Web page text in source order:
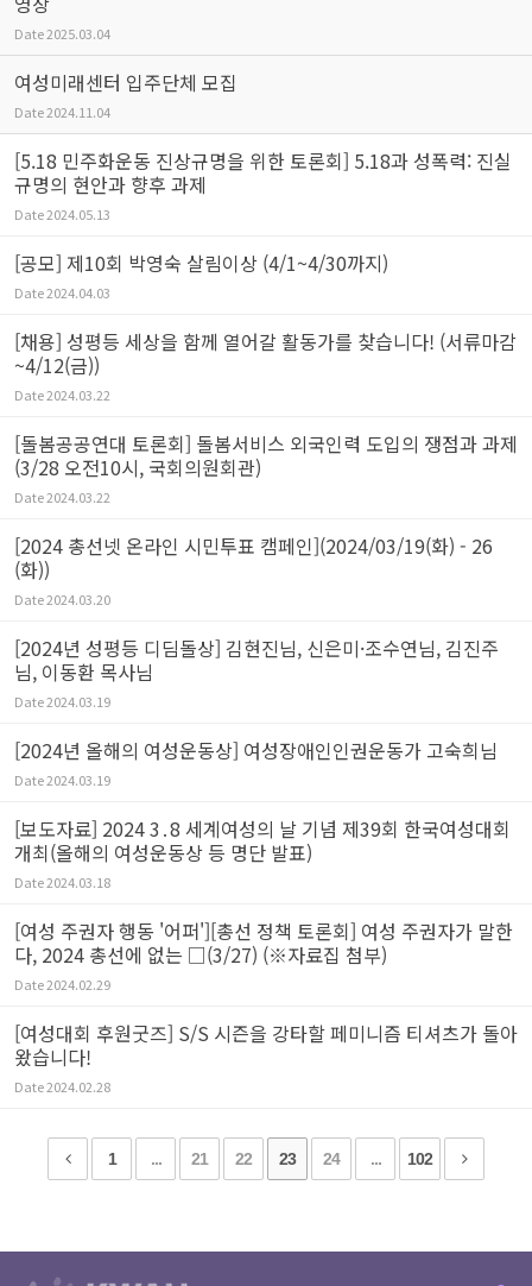
Date2025.03.04
여성미래센터 입주단체 모집
Date2024.11.04
[5.18 민주화운동 진상규명을 위한 토론회] 5.18과 성폭력: 진실
규명의 현안과 향후 과제
Date2024.05.13
[공모] 제10회 박영숙 살림이상 (4/1~4/30까지)
Date2024.04.03
[채용] 성평등 세상을 함께 열어갈 활동가를 찾습니다! (서류마감
~4/12(금))
Date2024.03.22
[돌봄공공연대 토론회] 돌봄서비스 외국인력 도입의 쟁점과 과제
(3/28 오전10시, 국회의원회관)
Date2024.03.22
[2024 총선넷 온라인 시민투표 캠페인](2024/03/19(화) - 26
(화))
Date2024.03.20
[2024년 성평등 디딤돌상] 김현진님, 신은미·조수연님, 김진주
님, 이동환 목사님
Date2024.03.19
[2024년 올해의 여성운동상] 여성장애인인권운동가 고숙희님
Date2024.03.19
[보도자료] 2024 3․8 세계여성의 날 기념 제39회 한국여성대회
개최(올해의 여성운동상 등 명단 발표)
Date2024.03.18
[여성 주권자 행동 '어퍼'][총선 정책 토론회] 여성 주권자가 말한
다, 2024 총선에 없는 □(3/27) (※자료집 첨부)
Date2024.02.29
[여성대회 후원굿즈] S/S 시즌을 강타할 페미니즘 티셔츠가 돌아
왔습니다!
Date2024.02.28
1 ... 21 22 23 24 ... 102